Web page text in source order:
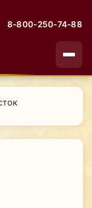
8-800-250-74-88